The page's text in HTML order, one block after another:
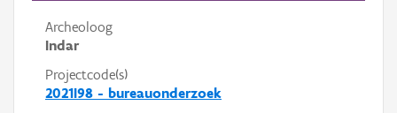
Archeoloog
Indar
Projectcode(s)
2021I98 - bureauonderzoek